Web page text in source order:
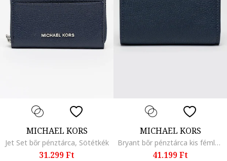
MICHAEL KORS
Jet Set bőr pénztárca, Sötétkék
31.299 Ft
MICHAEL KORS
Bryant bőr pénztárca kis fémlogóval, Sötétkék
41.199 Ft